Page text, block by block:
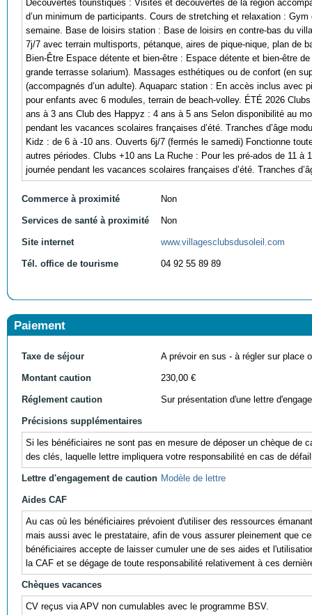
Découvertes touristiques : Visites et découvertes de la région
d’un minimum de participants. Cours de stretching et relaxation :
semaine. Base de loisirs station : Base de loisirs en contre-bas du
7j/7 avec terrain multisports, pétanque, aires de pique-nique, plan de
Bien-Être Espace détente et bien-être : Espace détente et bien-être
grande terrasse solarium). Massages esthétiques ou de confort (en
(accompagnés d’un adulte). Aquaparc station : En accès inclus avec
pour enfants avec 6 modules, terrain de beach-volley. ÉTÉ 2026
ans à 3 ans Club des Happyz : 4 ans à 5 ans Selon disponibilité au
pendant les vacances scolaires françaises d’été. Tranches d’âge
Kidz : de 6 à -10 ans. Ouverts 6j/7 (fermés le samedi) Fonctionne
autres périodes. Clubs +10 ans La Ruche : Pour les pré-ados de 11
journée pendant les vacances scolaires françaises d’été. Tranches
Commerce à proximité Non
Services de santé à proximité Non
Site internet www.villagesclubsdusoleil.com
Tél. office de tourisme 04 92 55 89 89
Paiement
Taxe de séjour A prévoir en sus - à régler sur place
Montant caution 230,00 €
Réglement caution Sur présentation d'une lettre
Précisions supplémentaires
Si les bénéficiaires ne sont pas en mesure de déposer un chèque de
des clés, laquelle lettre impliquera votre responsabilité en cas de
Lettre d'engagement de caution Modèle de lettre
Aides CAF
Au cas où les bénéficiaires prévoient d'utiliser des ressources
mais aussi avec le prestataire, afin de vous assurer pleinement que
bénéficiaires accepte de laisser cumuler une de ses aides et
la CAF et se dégage de toute responsabilité relativement à ces
Chèques vacances
CV reçus via APV non cumulables avec le programme BSV.